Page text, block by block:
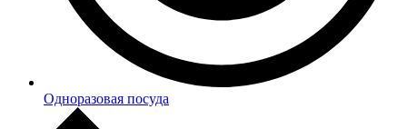
Одноразовая посуда